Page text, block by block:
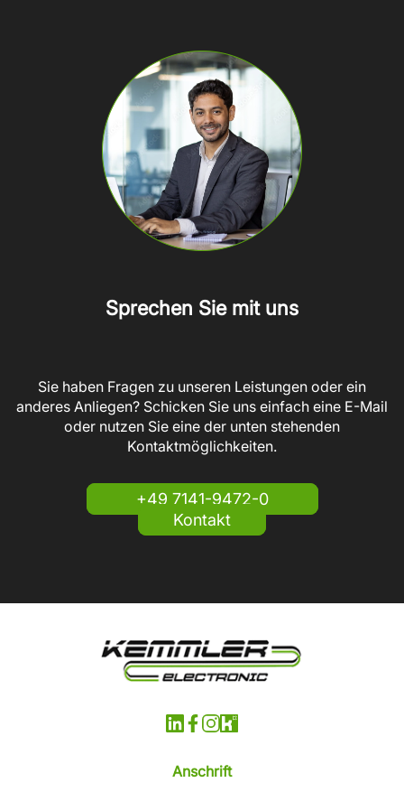
Sprechen Sie mit uns
Sie haben Fragen zu unseren Leistungen oder ein
anderes Anliegen? Schicken Sie uns einfach eine E-Mail
oder nutzen Sie eine der unten stehenden
Kontaktmöglichkeiten.
+49 7141-9472-0
Kontakt
Anschrift